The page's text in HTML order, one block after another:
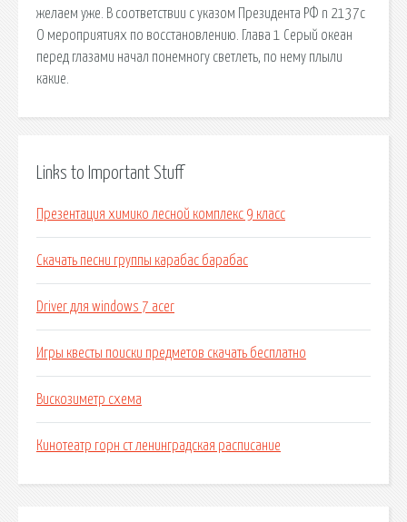
желаем уже. В соответствии с указом Президента РФ n 2137с
О мероприятиях по восстановлению. Глава 1 Серый океан
перед глазами начал понемногу светлеть, по нему плыли
какие.
Links to Important Stuff
Презентация химико лесной комплекс 9 класс
Скачать песни группы карабас барабас
Driver для windows 7 acer
Игры квесты поиски предметов скачать бесплатно
Вискозиметр схема
Кинотеатр горн ст ленинградская расписание